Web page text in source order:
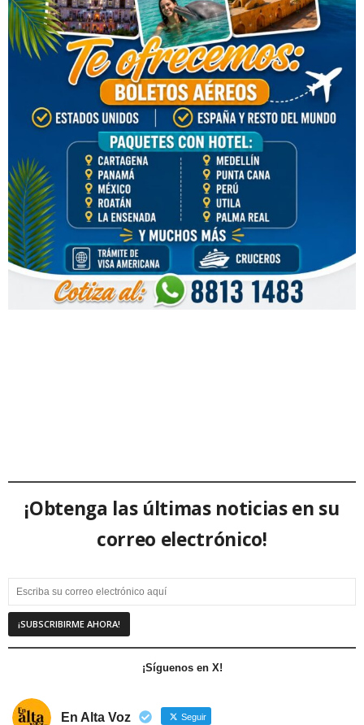
¡Obtenga las últimas noticias en su
correo electrónico!
¡Síguenos en X!
En Alta Voz Seguir